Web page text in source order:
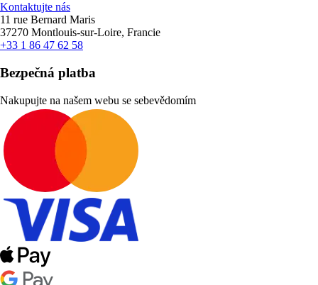
Kontaktujte nás
11 rue Bernard Maris
37270 Montlouis-sur-Loire, Francie
+33 1 86 47 62 58
Bezpečná platba
Nakupujte na našem webu se sebevědomím